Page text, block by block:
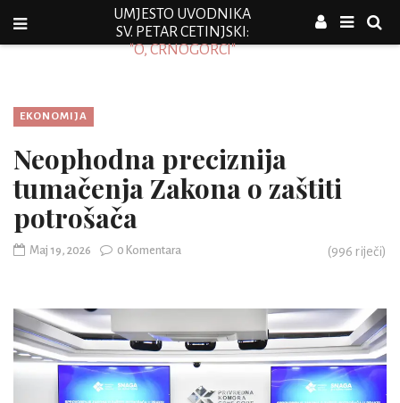
UMJESTO UVODNIKA
SV. PETAR CETINJSKI:
"O, CRNOGORCI"
EKONOMIJA
Neophodna preciznija
tumačenja Zakona o zaštiti
potrošača
Maj 19, 2026 0 Komentara (996 riječi)